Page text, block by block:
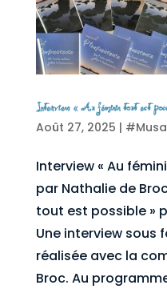
Interview « Au féminin tout est
Août 27, 2025 |
Interview « Au
par Nathalie de
tout est possible »
Une interview sous
réalisée avec la
Broc. Au